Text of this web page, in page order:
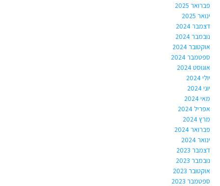
פברואר 2025
ינואר 2025
דצמבר 2024
נובמבר 2024
אוקטובר 2024
ספטמבר 2024
אוגוסט 2024
יולי 2024
יוני 2024
מאי 2024
אפריל 2024
מרץ 2024
פברואר 2024
ינואר 2024
דצמבר 2023
נובמבר 2023
אוקטובר 2023
ספטמבר 2023